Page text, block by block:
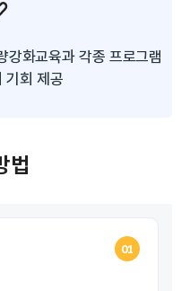
강화교육과 각종 프로그램
기회 제공
법
01